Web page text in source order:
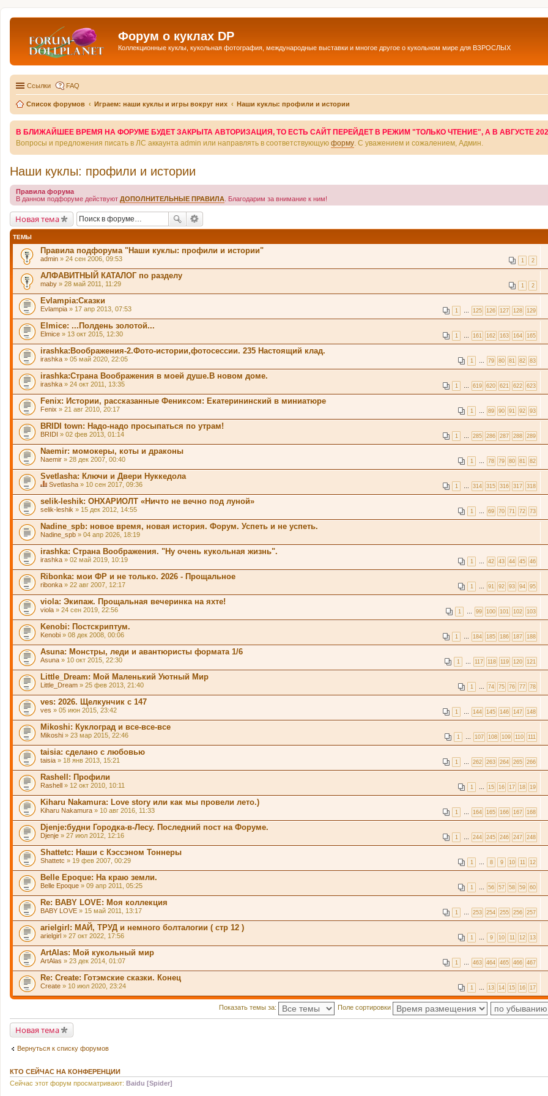
Форум о куклах DP
Коллекционные куклы, кукольная фотография, международные выставки и многое другое о кукольном мире для ВЗРОСЛЫХ
Ссылки FAQ
Список форумов Играем: наши куклы и игры вокруг них Наши куклы: профили и истории
В БЛИЖАЙШЕЕ ВРЕМЯ НА ФОРУМЕ БУДЕТ ЗАКРЫТА АВТОРИЗАЦИЯ, ТО ЕСТЬ САЙТ ПЕРЕЙДЕТ В РЕЖИМ "ТОЛЬКО ЧТЕНИЕ", А В АВГУСТЕ
Вопросы и предложения писать в ЛС аккаунта admin или направлять в соответствующую форму . С уважением и сожалением, Админ.
Наши куклы: профили и истории
Правила форума
В данном подфоруме действуют ДОПОЛНИТЕЛЬНЫЕ ПРАВИЛА . Благодарим за внимание к ним!
Новая тема
ТЕМЫ
Правила подфорума "Наши куклы: профили и истории"
1 2
admin » 24 сен 2006, 09:53
АЛФАВИТНЫЙ КАТАЛОГ по разделу
1 2
maby » 28 май 2011, 11:29
Evlampia:Сказки
1 125 126 127 128 129
Evlampia » 17 апр 2013, 07:53
Elmice: ...Полдень золотой...
1 161 162 163 164 165
Elmice » 13 окт 2015, 12:30
irashka:Воображения-2.Фото-истории,фотосессии. 235 Настоящий клад.
1 79 80 81 82 83
irashka » 05 май 2020, 22:05
irashka:Страна Воображения в моей душе.В новом доме.
1 619 620 621 622 623
irashka » 24 окт 2011, 13:35
Fenix: Истории, рассказанные Фениксом: Екатерининский в миниатюре
1 89 90 91 92 93
Fenix » 21 авг 2010, 20:17
BRIDI tоwn: Надо-надо просыпаться по утрам!
1 285 286 287 288 289
BRIDI » 02 фев 2013, 01:14
Naemir: момокеры, коты и драконы
1 78 79 80 81 82
Naemir » 28 дек 2007, 00:40
Svetlasha: Ключи и Двери Нуккедола
1 314 315 316 317 318
а
н
н
а
я
т
м
а
с
о
д
е
р
ж
и
о
п
р
о
с
.
Svetlasha » 10 сен 2017, 09:36
selik-leshik: ОНХАРИОЛТ «Ничто не вечно под луной»
1 69 70 71 72 73
selik-leshik » 15 дек 2012, 14:55
Nadine_spb: новое время, новая история. Форум. Успеть и не успеть.
Nadine_spb » 04 апр 2026, 18:19
irashka: Страна Воображения. "Ну очень кукольная жизнь".
1 42 43 44 45 46
irashka » 02 май 2019, 10:19
Ribonkа: мои ФР и не только. 2026 - Прощальное
1 91 92 93 94 95
ribonka » 22 авг 2007, 12:17
viola: Экипаж. Прощальная вечеринка на яхте!
1 99 100 101 102 103
viola » 24 сен 2019, 22:56
Kenobi: Постскриптум.
1 184 185 186 187 188
Kenobi » 08 дек 2008, 00:06
Asuna: Монстры, леди и авантюристы формата 1/6
1 117 118 119 120 121
Asuna » 10 окт 2015, 22:30
Little_Dream: Мой Маленький Уютный Мир
1 74 75 76 77 78
Little_Dream » 25 фев 2013, 21:40
ves: 2026. Щелкунчик с 147
1 144 145 146 147 148
ves » 05 июн 2015, 23:42
Mikoshi: Куклоград и все-все-все
1 107 108 109 110 111
Mikoshi » 23 мар 2015, 22:46
taisia: сделано с любовью
1 262 263 264 265 266
taisia » 18 янв 2013, 15:21
Rashell: Профили
1 15 16 17 18 19
Rashell » 12 окт 2010, 10:11
Kiharu Nakamura: Love story или как мы провели лето.)
1 164 165 166 167 168
Kiharu Nakamura » 10 авг 2016, 11:33
Djenje:будни Городка-в-Лесу. Последний пост на Форуме.
1 244 245 246 247 248
Djenje » 27 июл 2012, 12:16
Shattetc: Наши с Кэссэном Тоннеры
1 8 9 10 11 12
Shattetc » 19 фев 2007, 00:29
Belle Epoque: На краю земли.
1 56 57 58 59 60
Belle Epoque » 09 апр 2011, 05:25
Re: BABY LOVE: Моя коллекция
1 253 254 255 256 257
BABY LOVE » 15 май 2011, 13:17
arielgirl: МАЙ, ТРУД и немного болталогии ( стр 12 )
1 9 10 11 12 13
arielgirl » 27 окт 2022, 17:56
ArtAlas: Мой кукольный мир
1 463 464 465 466 467
ArtAlas » 23 дек 2014, 01:07
Re: Create: Готэмские сказки. Конец
1 13 14 15 16 17
Create » 10 июл 2020, 23:24
Показать темы за: Поле сортировки
Новая тема
Вернуться к списку форумов
КТО СЕЙЧАС НА КОНФЕРЕНЦИИ
Сейчас этот форум просматривают: Baidu [Spider]